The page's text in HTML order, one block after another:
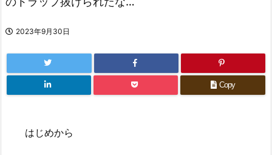
2023年9月30日
Copy
はじめから